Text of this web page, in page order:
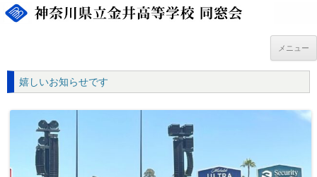
ン
キ
プ
メニュー
嬉しいお知らせです